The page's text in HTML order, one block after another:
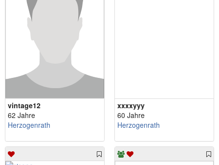
vintage12
62 Jahre
Herzogenrath
xxxxyyy
60 Jahre
Herzogenrath